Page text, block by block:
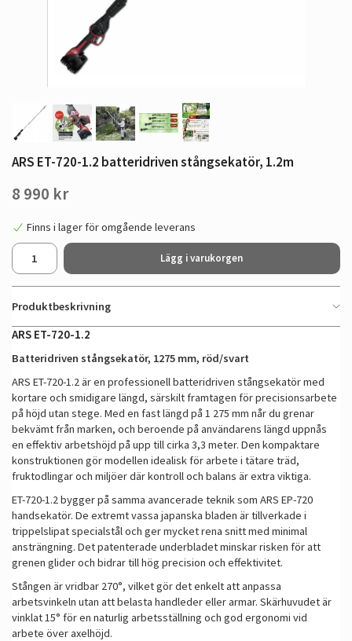
ARS ET-720-1.2 batteridriven stångsekatör, 1.2m
8 990 kr
Finns i lager för omgående leverans
Lägg i varukorgen
Produktbeskrivning
ARS ET-720-1.2
Batteridriven stångsekatör, 1275 mm, röd/svart
ARS ET-720-1.2 är en professionell batteridriven stångsekatör med
kortare och smidigare längd, särskilt framtagen för precisionsarbete
på höjd utan stege. Med en fast längd på 1 275 mm når du grenar
bekvämt från marken, och beroende på användarens längd uppnås
en effektiv arbetshöjd på upp till cirka 3,3 meter. Den kompaktare
konstruktionen gör modellen idealisk för arbete i tätare träd,
fruktodlingar och miljöer där kontroll och balans är extra viktiga.
ET-720-1.2 bygger på samma avancerade teknik som ARS EP-720
handsekatör. De extremt vassa japanska bladen är tillverkade i
trippelslipat specialstål och ger mycket rena snitt med minimal
ansträngning. Det patenterade underbladet minskar risken för att
grenen glider och bidrar till hög precision och effektivitet.
Stången är vridbar 270°, vilket gör det enkelt att anpassa
arbetsvinkeln utan att belasta handleder eller armar. Skärhuvudet är
vinklat 15° för en naturlig arbetsställning och god ergonomi vid
arbete över axelhöjd.